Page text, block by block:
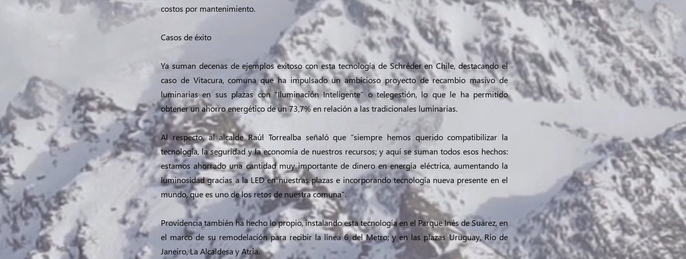
costos por mantenimiento.
Casos de éxito
Ya suman decenas de ejemplos exitoso con esta tecnología de Schréder en Chile, destacando el
caso de Vitacura, comuna que ha impulsado un ambicioso proyecto de recambio masivo de
luminarias en sus plazas con “Iluminación Inteligente” o telegestión, lo que le ha permitido
obtener un ahorro energético de un 73,7% en relación a las tradicionales luminarias.
Al respecto, al alcalde Raúl Torrealba señaló que “siempre hemos querido compatibilizar la
tecnología, la seguridad y la economía de nuestros recursos; y aquí se suman todos esos hechos:
estamos ahorrado una cantidad muy importante de dinero en energía eléctrica, aumentando la
luminosidad gracias a la LED en nuestras plazas e incorporando tecnología nueva presente en el
mundo, que es uno de los retos de nuestra comuna”.
Providencia también ha hecho lo propio, instalando esta tecnología en el Parque Inés de Suárez, en
el marco de su remodelación para recibir la línea 6 del Metro; y en las plazas Uruguay, Río de
Janeiro, La Alcaldesa y Atria.